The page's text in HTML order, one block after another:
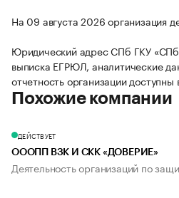
На 09 августа 2026 организация
Юридический адрес СПб ГКУ
выписка ЕГРЮЛ, аналитические
отчетность организации доступны
Похожие компании
ДЕЙСТВУЕТ
ОООПП ВЗК И СКК «ДОВЕРИЕ»
Деятельность организаций по